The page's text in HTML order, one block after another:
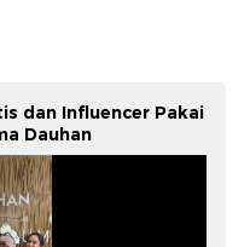
dan Influencer Pakai
Dauhan